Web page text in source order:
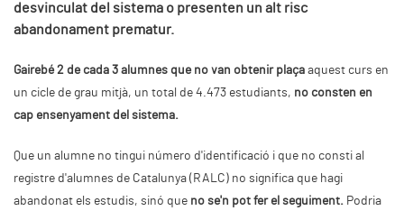
desvinculat del sistema o presenten un alt risc
abandonament prematur.
Gairebé 2 de cada 3 alumnes que no van obtenir plaça aquest curs en
un cicle de grau mitjà, un total de 4.473 estudiants, no consten en
cap ensenyament del sistema.
Que un alumne no tingui número d'identificació i que no consti al
registre d'alumnes de Catalunya (RALC) no significa que hagi
abandonat els estudis, sinó que no se'n pot fer el seguiment. Podria